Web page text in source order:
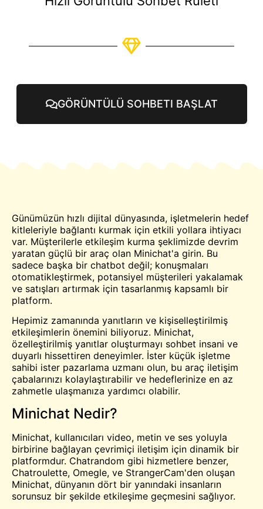
GÖRÜNTÜLÜ SOHBETI BAŞLAT
Günümüzün hızlı dijital dünyasında, işletmelerin hedef
kitleleriyle bağlantı kurmak için etkili yollara ihtiyacı
var. Müşterilerle etkileşim kurma şeklimizde devrim
yaratan güçlü bir araç olan Minichat'a girin. Bu
sadece başka bir chatbot değil; konuşmaları
otomatikleştirmek, potansiyel müşterileri yakalamak
ve satışları artırmak için tasarlanmış kapsamlı bir
platform.
Hepimiz zamanında yanıtların ve kişiselleştirilmiş
etkileşimlerin önemini biliyoruz. Minichat,
özelleştirilmiş yanıtlar oluşturmayı sohbet insani ve
duyarlı hissettiren deneyimler. İster küçük işletme
sahibi ister pazarlama uzmanı olun, bu araç iletişim
çabalarınızı kolaylaştırabilir ve hedeflerinize en az
zahmetle ulaşmanıza yardımcı olabilir.
Minichat Nedir?
Minichat, kullanıcıları video, metin ve ses yoluyla
birbirine bağlayan çevrimiçi iletişim için dinamik bir
platformdur. Chatrandom gibi hizmetlere benzer,
Chatroulette, Omegle, ve StrangerCam'den oluşan
Minichat, dünyanın dört bir yanındaki insanların
sorunsuz bir şekilde etkileşime geçmesini sağlıyor.